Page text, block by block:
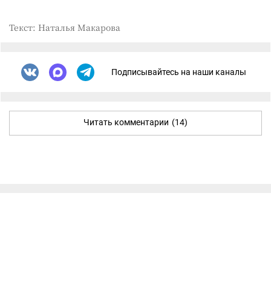
Текст: Наталья Макарова
Подписывайтесь на наши каналы
Читать комментарии (14)